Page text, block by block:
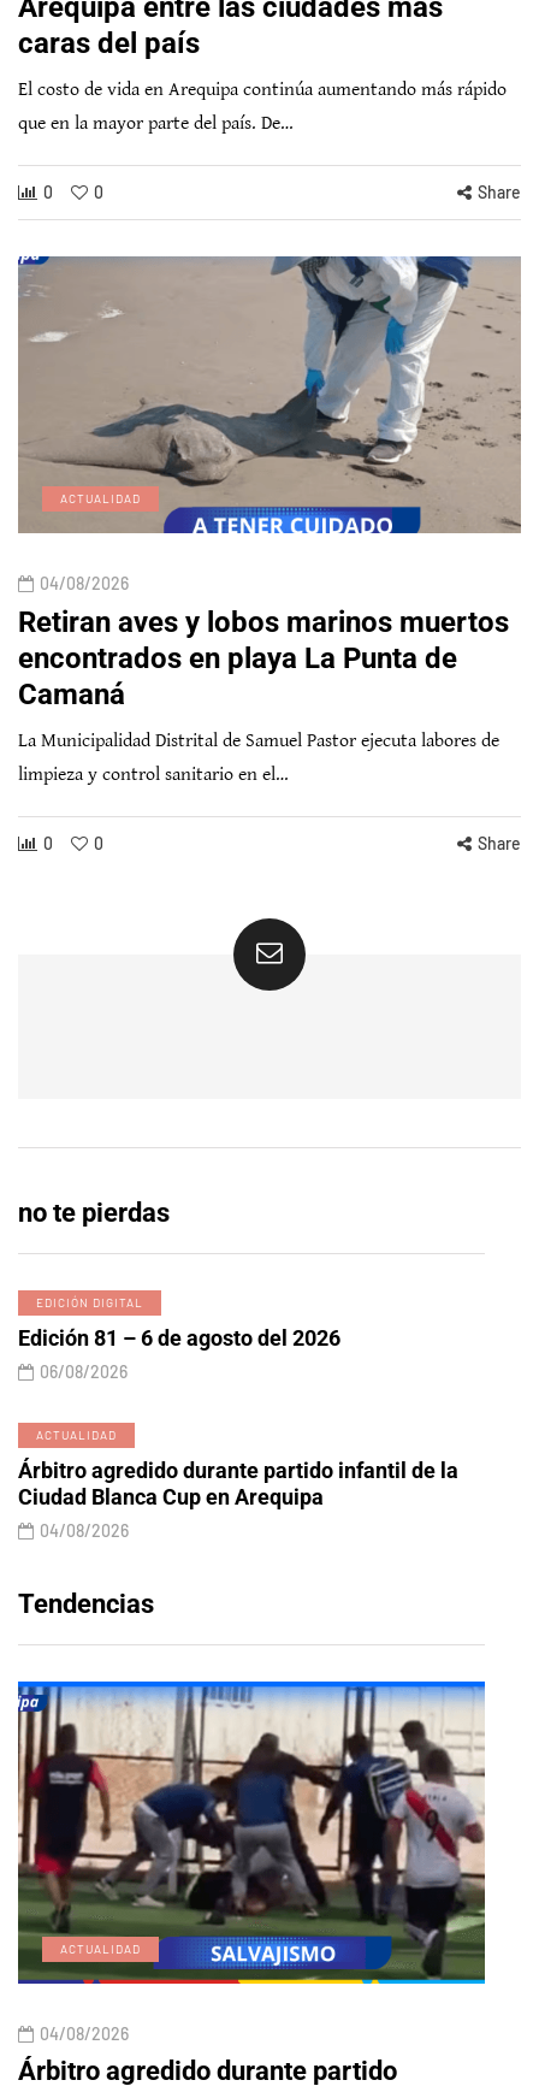
Arequipa entre las ciudades más
caras del país
El costo de vida en Arequipa continúa aumentando más rápido
que en la mayor parte del país. De…
0 0 Share
ACTUALIDAD
04/08/2026
Retiran aves y lobos marinos muertos
encontrados en playa La Punta de
Camaná
La Municipalidad Distrital de Samuel Pastor ejecuta labores de
limpieza y control sanitario en el…
0 0 Share
no te pierdas
EDICIÓN DIGITAL
Edición 81 – 6 de agosto del 2026
06/08/2026
ACTUALIDAD
Árbitro agredido durante partido infantil de la
Ciudad Blanca Cup en Arequipa
04/08/2026
Tendencias
ACTUALIDAD
04/08/2026
Árbitro agredido durante partido